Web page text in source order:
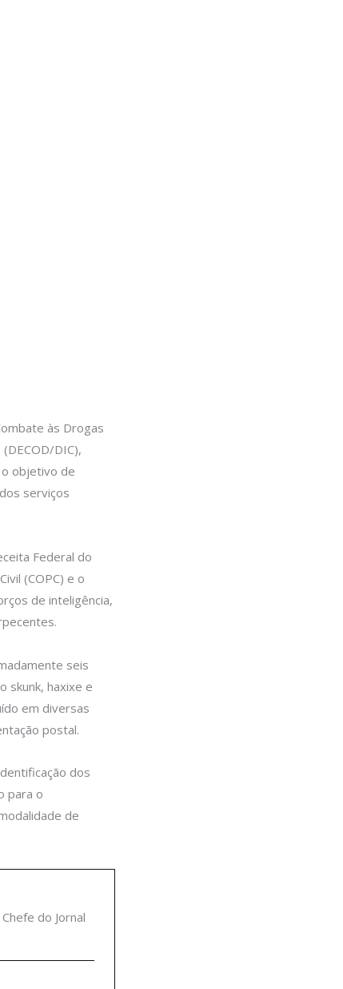
às Drogas
DIC),
o objetivo de
serviços
Federal do
(COPC) e o
de inteligência,
seis
skunk, haxixe e
em diversas
postal.
dos
para o
de
do Jornal